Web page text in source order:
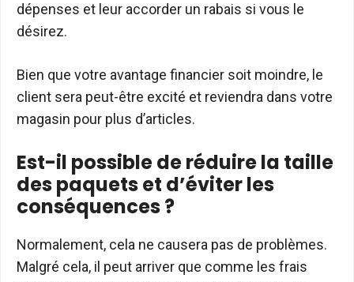
dépenses et leur accorder un rabais si vous le
désirez.
Bien que votre avantage financier soit moindre, le
client sera peut-être excité et reviendra dans votre
magasin pour plus d’articles.
Est-il possible de réduire la taille
des paquets et d’éviter les
conséquences ?
Normalement, cela ne causera pas de problèmes.
Malgré cela, il peut arriver que comme les frais